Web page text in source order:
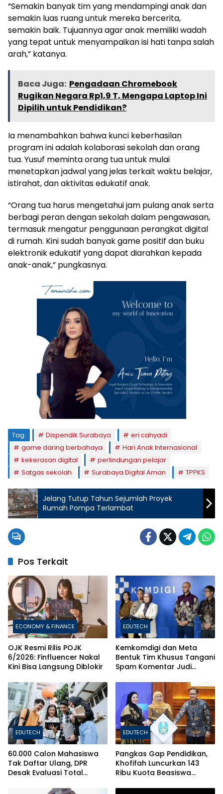
“Semakin banyak tim yang mendampingi anak dan
semakin luas ruang untuk mereka bercerita,
semakin baik. Tujuannya agar anak memiliki wadah
yang tepat untuk menyampaikan isi hati tanpa salah
arah,” katanya.
Baca Juga: Pengadaan Chromebook
Rugikan Negara Rp1,9 T, Mengapa Laptop Ini
Dipilih untuk Pendidikan?
Ia menambahkan bahwa kunci keberhasilan
program ini adalah kolaborasi sekolah dan orang
tua. Yusuf meminta orang tua untuk mulai
menetapkan jadwal yang jelas terkait waktu belajar,
istirahat, dan aktivitas edukatif anak.
“Orang tua harus mengetahui jam pulang anak serta
berbagi peran dengan sekolah dalam pengawasan,
termasuk mengatur penggunaan perangkat digital
di rumah. Kini sudah banyak game positif dan buku
elektronik edukatif yang dapat diarahkan kepada
anak-anak,” pungkasnya.
Tag: Dispendik Surabaya
eri cahyadi
game daring berbahaya
Hari Anak Internasional
kekerasan digital
perlindungan pelajar
Satgas sekolah
Surabaya Digital Aman TPPKS
Jelang Tutup Tahun Sejumlah Proyek
Rumah Pompa Terlambat
Pos Terkait
ECONOMY & FINANCE
OJK Resmi Rilis POJK
6/2026: Finfluencer Nakal
Kini Bisa Langsung Diblokir
EDUTECH
Kemkomdigi dan Meta
Bentuk Tim Khusus Tangani
Spam Komentar Judi
EDUTECH
60.000 Calon Mahasiswa
Tak Daftar Ulang, DPR
Desak Evaluasi Total
EDUTECH
Pangkas Gap Pendidikan,
Khofifah Luncurkan 143
Ribu Kuota Beasiswa
Jatim